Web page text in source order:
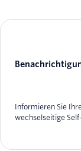
Informieren Sie
wechselseitige